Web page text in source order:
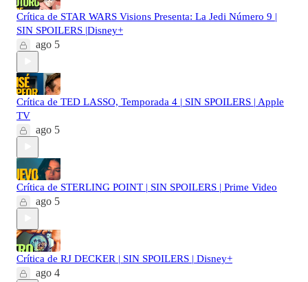
Crítica de STAR WARS Visions Presenta: La Jedi Número 9 |
SIN SPOILERS |Disney+
ago 5
Crítica de TED LASSO, Temporada 4 | SIN SPOILERS | Apple
TV
ago 5
Crítica de STERLING POINT | SIN SPOILERS | Prime Video
ago 5
Crítica de RJ DECKER | SIN SPOILERS | Disney+
ago 4